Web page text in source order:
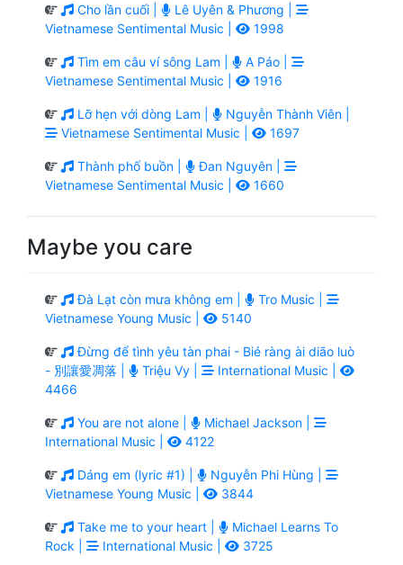
Cho lần cuối |
Lê Uyên & Phương |
Vietnamese Sentimental Music |
1998
Tìm em câu ví sông Lam |
A Páo |
Vietnamese Sentimental Music |
1916
Lỡ hẹn với dòng Lam |
Nguyễn Thành Viên |
Vietnamese Sentimental Music |
1697
Thành phố buồn |
Đan Nguyên |
Vietnamese Sentimental Music |
1660
Maybe you care
Đà Lạt còn mưa không em |
Tro Music |
Vietnamese Young Music |
5140
Đừng để tình yêu tàn phai - Bié ràng ài diāo luò
- 別讓愛凋落 |
Triệu Vy |
International Music |
4466
You are not alone |
Michael Jackson |
International Music |
4122
Dáng em (lyric #1) |
Nguyễn Phi Hùng |
Vietnamese Young Music |
3844
Take me to your heart |
Michael Learns To
Rock |
International Music | 3725